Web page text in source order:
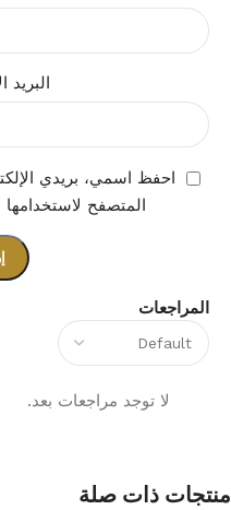
المراجعات
لا توجد مراجعات بعد.
البريد
احفظ اسمي، بريدي
المتصفح لاستخدامها
منتجات ذات صلة